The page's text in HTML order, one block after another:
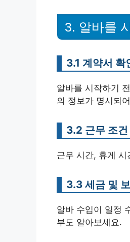
3. 알바를
3.1 계약서 확
알바를 시작하기
의 정보가 명시되
3.2 근무 조건
근무 시간, 휴게
3.3 세금 및
알바 수입이 일정
부도 알아보세요.